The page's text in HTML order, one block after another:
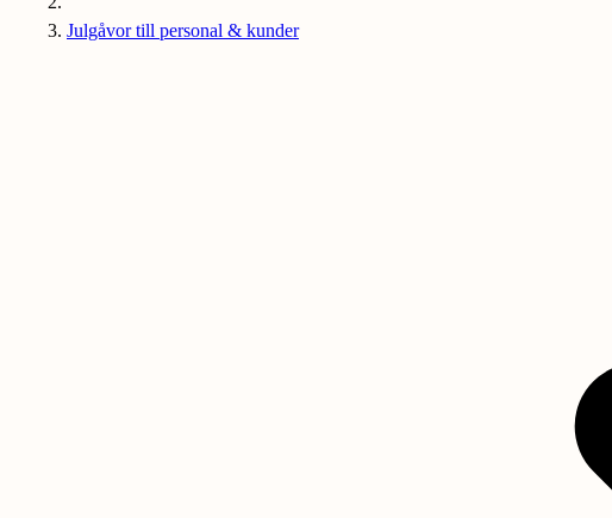
Julgåvor till personal & kunder